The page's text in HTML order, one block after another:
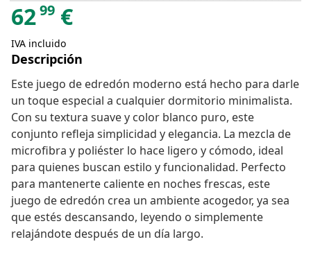
6299 €
IVA incluido
Descripción
Este juego de edredón moderno está hecho para darle
un toque especial a cualquier dormitorio minimalista.
Con su textura suave y color blanco puro, este
conjunto refleja simplicidad y elegancia. La mezcla de
microfibra y poliéster lo hace ligero y cómodo, ideal
para quienes buscan estilo y funcionalidad. Perfecto
para mantenerte caliente en noches frescas, este
juego de edredón crea un ambiente acogedor, ya sea
que estés descansando, leyendo o simplemente
relajándote después de un día largo.